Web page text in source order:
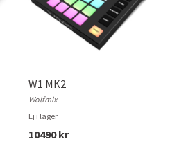
W1 MK2
Wolfmix
Ej i lager
10490 kr